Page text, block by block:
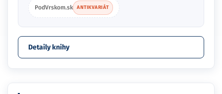
PodVrskom.sk ANTIKVARIÁT
Detaily knihy